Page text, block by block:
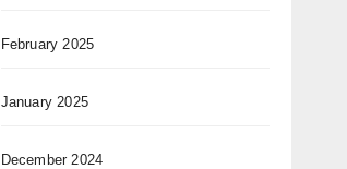
February 2025
January 2025
December 2024